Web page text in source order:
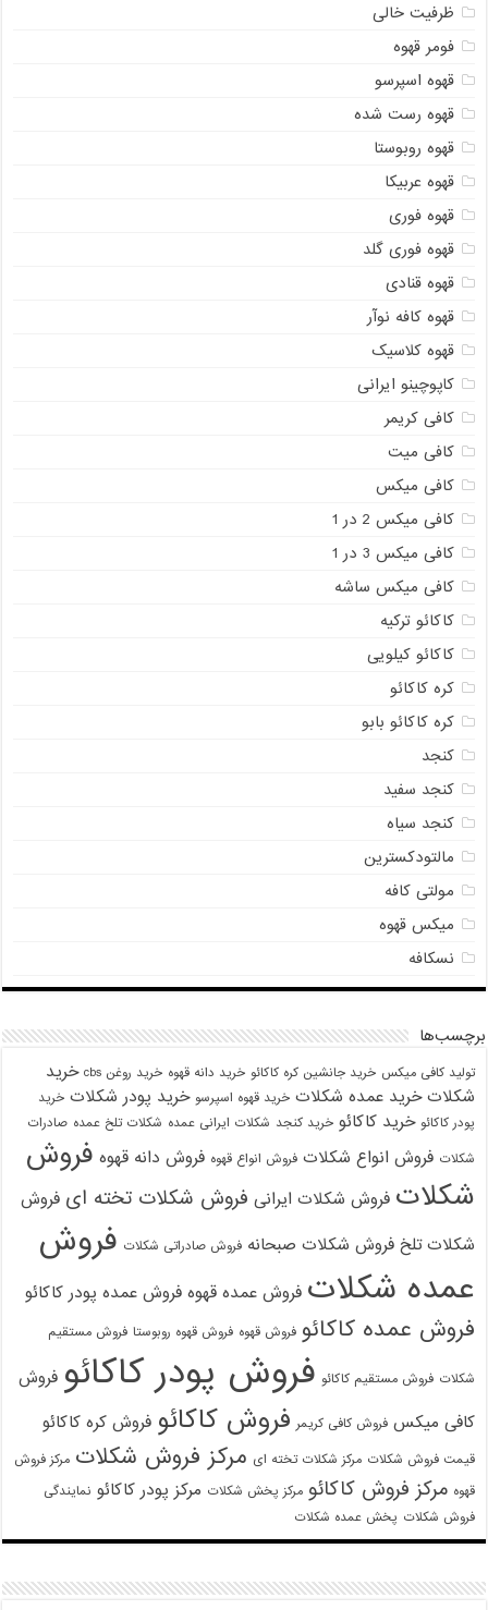
ظرفیت خالی
فومر قهوه
قهوه اسپرسو
قهوه رست شده
قهوه روبوستا
قهوه عربیکا
قهوه فوری
قهوه فوری گلد
قهوه قنادی
قهوه کافه نوآر
قهوه کلاسیک
کاپوچینو ایرانی
کافی کریمر
کافی میت
کافی میکس
کافی میکس 2 در 1
کافی میکس 3 در 1
کافی میکس ساشه
کاکائو ترکیه
کاکائو کیلویی
کره کاکائو
کره کاکائو بابو
کنجد
کنجد سفید
کنجد سیاه
مالتودکسترین
مولتی کافه
میکس قهوه
نسکافه
برچسب‌ها
تولید کافی میکس خرید جانشین کره کاکائو خرید دانه قهوه خرید روغن cbs
خرید
شکلات خرید عمده شکلات خرید قهوه اسپرسو خرید پودر شکلات خرید
پودر کاکائو خرید کاکائو خرید کنجد شکلات ایرانی عمده شکلات تلخ عمده صادرات
شکلات فروش انواع شکلات فروش انواع قهوه فروش دانه قهوه فروش
شکلات فروش شکلات ایرانی فروش شکلات تخته ای فروش
شکلات تلخ فروش شکلات صبحانه فروش صادراتی شکلات فروش
عمده شکلات فروش عمده قهوه فروش عمده پودر کاکائو
فروش عمده کاکائو فروش قهوه فروش قهوه روبوستا فروش مستقیم
شکلات فروش مستقیم کاکائو فروش پودر کاکائو فروش
کافی میکس فروش کافی کریمر فروش کاکائو فروش کره کاکائو
قیمت فروش شکلات مرکز شکلات تخته ای مرکز فروش شکلات مرکز فروش
قهوه مرکز فروش کاکائو مرکز پخش شکلات مرکز پودر کاکائو نمایندگی
فروش شکلات پخش عمده شکلات